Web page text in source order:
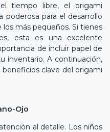
tiempo libre, el origami
para el desarrollo
más pequeños. Si tienes
esta es una excelente
de incluir papel de
inventario. A continuación,
clave del origami
Ojo
al detalle. Los niños